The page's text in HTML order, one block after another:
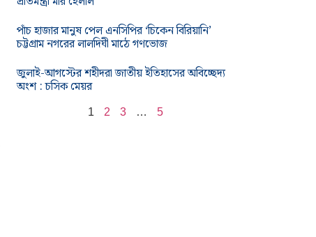
পাঁচ হাজার মানুষ পেল এনসিপির ‘চিকেন বিরিয়ানি’
চট্টগ্রাম নগরের লালদিঘী মাঠে গণভোজ
জুলাই-আগস্টের শহীদরা জাতীয় ইতিহাসের অবিচ্ছেদ্য
অংশ : চসিক মেয়র
1 2 3 … 5